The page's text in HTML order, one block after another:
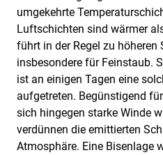
umgekehrte
Luftschichten sind wärmer
führt in der Regel zu
insbesondere für Feinstaub.
ist an einigen Tagen eine
aufgetreten. Begünstigend
sich hingegen starke Winde
verdünnen die emittierten
Atmosphäre. Eine Bisenlage